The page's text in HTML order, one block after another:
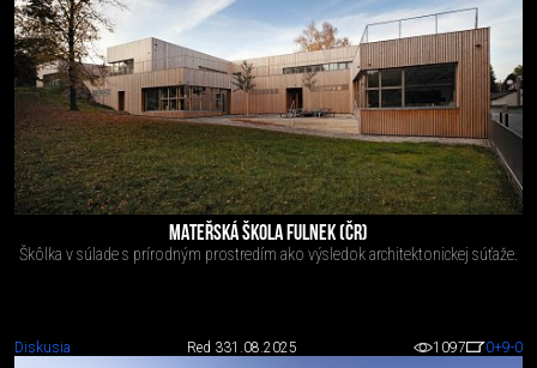
MATEŘSKÁ ŠKOLA FULNEK (ČR)
Škôlka v súlade s prírodným prostredím ako výsledok architektonickej súťaže.
Diskusia Red 331.08.2025 1097 0+9-0